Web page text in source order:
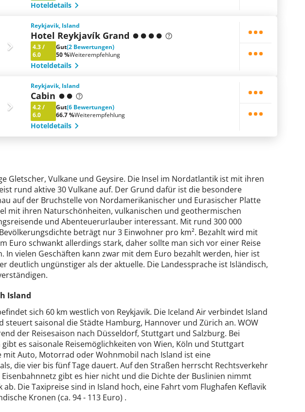
Hoteldetails
Reykjavik, Island
Hotel Reykjavík Grand
4.3/
6.0
Gut(2 Bewertungen)
50 %Weiterempfehlung
Hoteldetails
Reykjavik, Island
Cabin
4.2/
6.0
Gut(6 Bewertungen)
66.7 %Weiterempfehlung
Hoteldetails
Gletscher, Vulkane und Geysire. Die Insel im Nordatlantik ist mit ihren
rund aktive 30 Vulkane auf. Der Grund dafür ist die besondere
auf der Bruchstelle von Nordamerikanischer und Eurasischer Platte
mit ihren Naturschönheiten, vulkanischen und geothermischen
und Abenteuerurlauber interessant. Mit rund 300 000
beträgt nur 3 Einwohner pro km². Bezahlt wird mit
Euro schwankt allerdings stark, daher sollte man sich vor einer Reise
vielen Geschäften kann zwar mit dem Euro bezahlt werden, hier ist
deutlich ungünstiger als der aktuelle. Die Landessprache ist Isländisch,
Island
sich 60 km westlich von Reykjavik. Die Iceland Air verbindet Island
saisonal die Städte Hamburg, Hannover und Zürich an. WOW
der Reisesaison nach Düsseldorf, Stuttgart und Salzburg. Bei
es saisonale Reisemöglichkeiten von Wien, Köln und Stuttgart
mit Auto, Motorrad oder Wohnmobil nach Island ist eine
die vier bis fünf Tage dauert. Auf den Straßen herrscht Rechtsverkehr
gibt es hier nicht und die Dichte der Buslinien nimmt
Die Taxipreise sind in Island hoch, eine Fahrt vom Flughafen Keflavik
Kronen (ca. 94 - 113 Euro) .